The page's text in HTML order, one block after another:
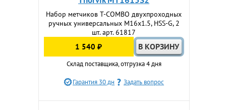
Набор метчиков T-COMBO двухпроходных
ручных универсальных М16х1.5, HSS-G, 2
шт. арт. 61817
1 540 ₽
Склад поставщика, отгрузка 4 дня
Гарантия 30 дн Задать вопрос